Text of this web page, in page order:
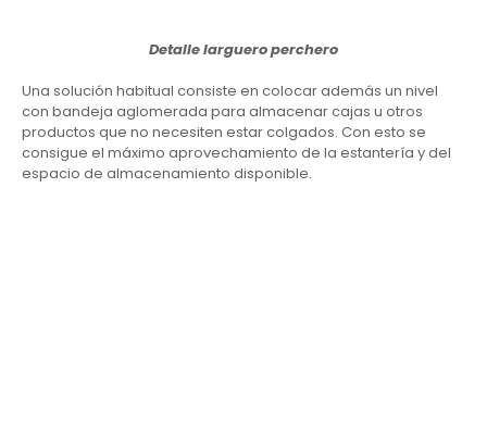
Detalle larguero perchero
Una solución habitual consiste en colocar además un nivel
con bandeja aglomerada para almacenar cajas u otros
productos que no necesiten estar colgados. Con esto se
consigue el máximo aprovechamiento de la estantería y del
espacio de almacenamiento disponible.